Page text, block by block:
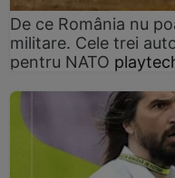
De ce România nu
militare. Cele trei
pentru NATO